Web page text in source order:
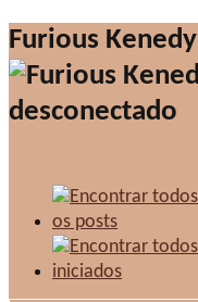
Furious Kenedy